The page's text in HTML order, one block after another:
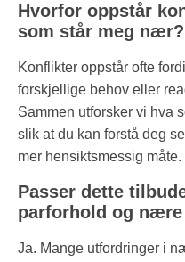
Hvorfor oppstår
som står meg nær?
Konflikter oppstår ofte
forskjellige behov eller
Sammen utforsker vi hva
slik at du kan forstå deg
mer hensiktsmessig måte.
Passer dette
parforhold og
Ja. Mange utfordringer i